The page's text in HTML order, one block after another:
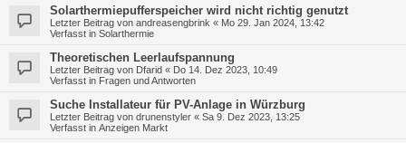
Solarthermiepufferspeicher wird nicht richtig genutzt
Letzter Beitrag von andreasengbrink « Mo 29. Jan 2024, 13:42
Verfasst in Solarthermie
Theoretischen Leerlaufspannung
Letzter Beitrag von Dfarid « Do 14. Dez 2023, 10:49
Verfasst in Fragen und Antworten
Suche Installateur für PV-Anlage in Würzburg
Letzter Beitrag von drunenstyler « Sa 9. Dez 2023, 13:25
Verfasst in Anzeigen Markt